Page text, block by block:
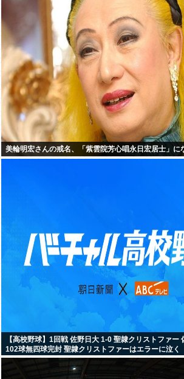
美輪明宏さんの戒名、「紫雲院芳心唱永日宏居士」に
【高校野球】1回戦 佐野日大 1-0 聖隷クリストファー
102球無四球完封 聖隷クリストファーはエラーに泣く